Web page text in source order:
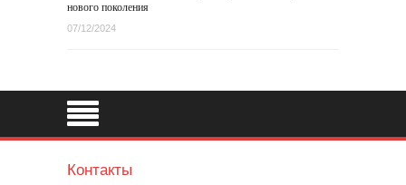
нового поколения
07/12/2024
Контакты